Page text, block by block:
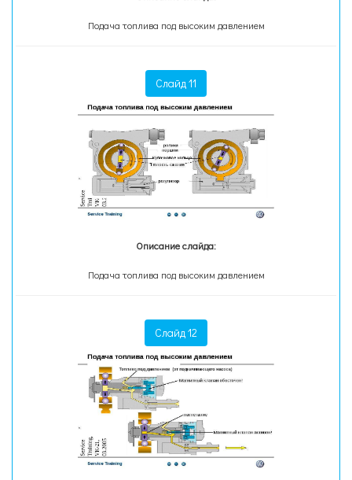
Подача топлива под высоким давлением
Слайд 11
Описание слайда:
Подача топлива под высоким давлением
Слайд 12